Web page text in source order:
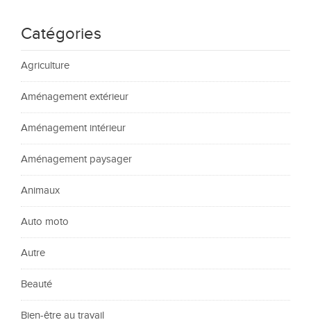
Catégories
Agriculture
Aménagement extérieur
Aménagement intérieur
Aménagement paysager
Animaux
Auto moto
Autre
Beauté
Bien-être au travail